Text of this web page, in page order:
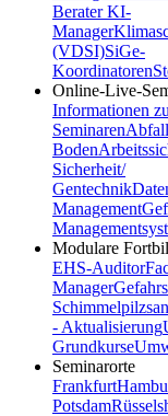
BeraterKI-
Manager
(VDSI)SiGe-
Koordinatoren
Online-Live-
Informationen
Seminaren
Boden
Sicherheit/
Gentechnik
Management
Modulare
EHS-Auditor
Manager
- Aktualisierung
Grundkurse
Seminarorte
Frankfurt
Potsdam